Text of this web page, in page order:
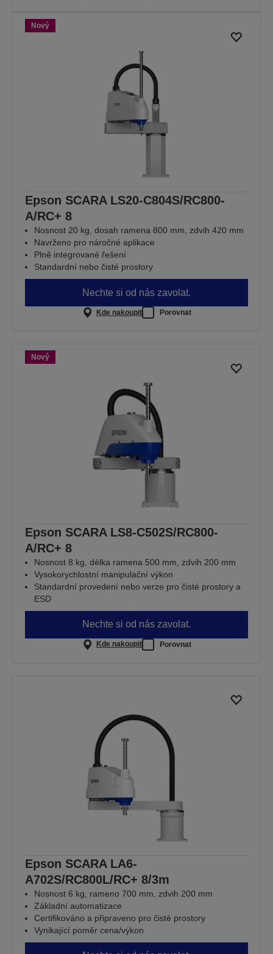
Nový
Epson SCARA LS20-C804S/RC800-
A/RC+ 8
Nosnost 20 kg, dosah ramena 800 mm, zdvih 420 mm
Navrženo pro náročné aplikace
Plně integrované řešení
Standardní nebo čisté prostory
Nechte si od nás zavolat.
Kde nakoupit Porovnat
Nový
Epson SCARA LS8-C502S/RC800-
A/RC+ 8
Nosnost 8 kg, délka ramena 500 mm, zdvih 200 mm
Vysokorychlostní manipulační výkon
Standardní provedení nebo verze pro čisté prostory a
ESD
Nechte si od nás zavolat.
Kde nakoupit Porovnat
Epson SCARA LA6-
A702S/RC800L/RC+ 8/3m
Nosnost 6 kg, rameno 700 mm, zdvih 200 mm
Základní automatizace
Certifikováno a připraveno pro čisté prostory
Vynikající poměr cena/výkon